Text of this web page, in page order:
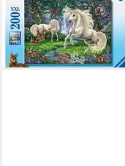
Einhörner. Puzzle 200 Teile
XXL, 200 Puzzleteile
ab 16,75 €
lieferbar - in 3-4 Werktagen bei dir